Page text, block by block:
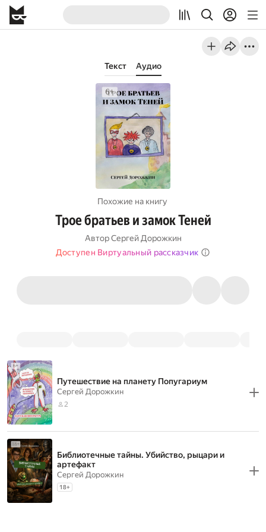
Текст Аудио
Похожие на книгу
Трое братьев и замок Теней
Автор Сергей Дорожкин
Доступен Виртуальный рассказчик
Путешествие на планету Попугариум
Сергей Дорожкин
2
Библиотечные тайны. Убийство, рыцари и
артефакт
Сергей Дорожкин
18+